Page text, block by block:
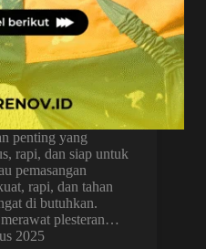
penting yang
rapi, dan siap untuk
pemasangan
rapi, dan tahan
di butuhkan.
plesteran…
2025